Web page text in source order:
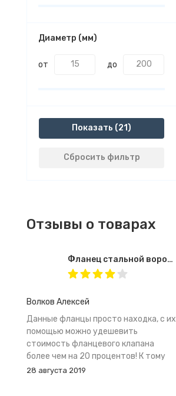
Диаметр (мм)
от до
Показать
Сбросить фильтр
Отзывы о товарах
Фланец стальной воротниковый с резьбовым хвостовиком DN25 G1" PN16bar
Волков Алексей
Данные фланцы просто находка, с их
помощью можно удешевить
стоимость фланцевого клапана
более чем на 20 процентов! К тому
же очень удобно что любой
28 августа 2019